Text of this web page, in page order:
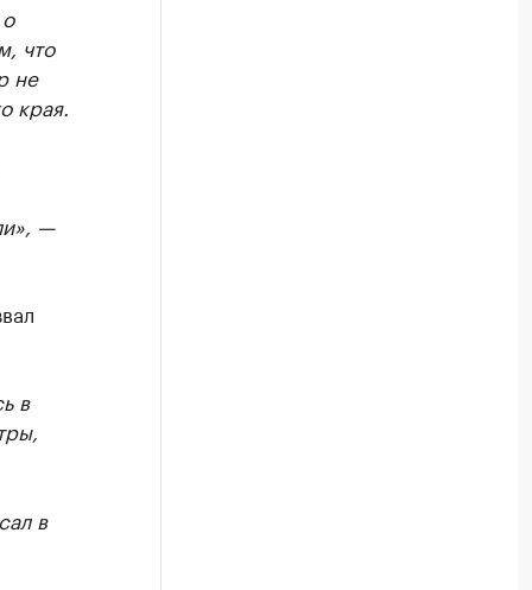
что
не
края.
—
в
в